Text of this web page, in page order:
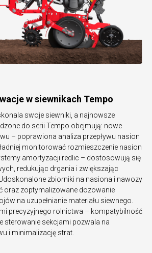
w siewnikach Tempo
swoje siewniki, a najnowsze
do serii Tempo obejmują: nowe
– poprawiona analiza przepływu nasion
monitorować rozmieszczenie nasion
amortyzacji redlic – dostosowują się
redukując drgania i zwiększając
zbiorniki na nasiona i nawozy
oraz zoptymalizowane dozowanie
na uzupełnianie materiału siewnego.
precyzyjnego rolnictwa – kompatybilność
sterowanie sekcjami pozwala na
i minimalizację strat.